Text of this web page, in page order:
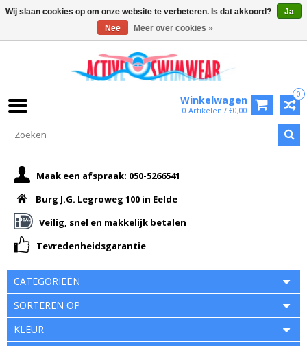
0
Winkelwagen
0 Artikelen / €0,00
Maak een afspraak: 050-5266541
Burg J.G. Legroweg 100 in Eelde
Veilig, snel en makkelijk betalen
Tevredenheidsgarantie
CATEGORIEËN
SORTEREN OP
KLEUR
Wij slaan cookies op om onze website te verbeteren. Is dat akkoord?
Ja
Nee
Meer over cookies »